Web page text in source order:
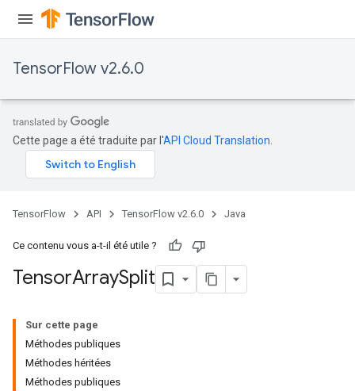
TensorFlow v2.6.0
Cette page a été traduite par l'API Cloud Translation
TensorFlow API TensorFlow v2.6.0 Java
Ce contenu vous a-t-il été utile ?
TensorArraySplit
Sur cette page
Méthodes publiques
Méthodes héritées
Méthodes publiques